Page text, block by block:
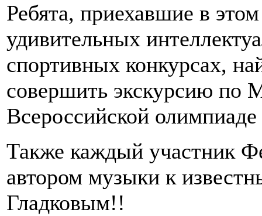
Ребята, приехавшие в
удивительных
спортивных конкурсах,
совершить экскурсию по
Всероссийской
Также каждый участник
автором музыки к
Гладковым!!